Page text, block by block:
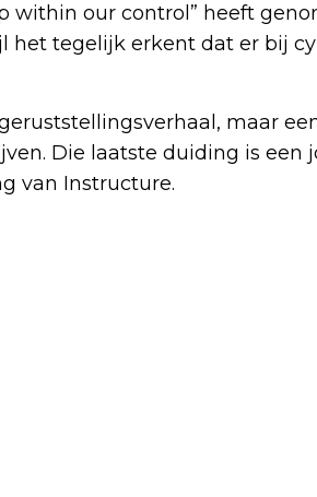
within our control” heeft
het tegelijk erkent dat er bij
maar
Die laatste duiding is een
van Instructure.